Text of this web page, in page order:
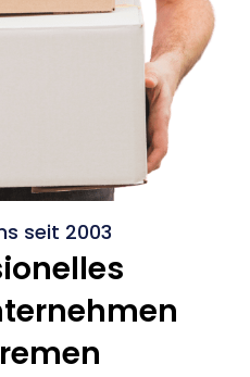
seit 2003